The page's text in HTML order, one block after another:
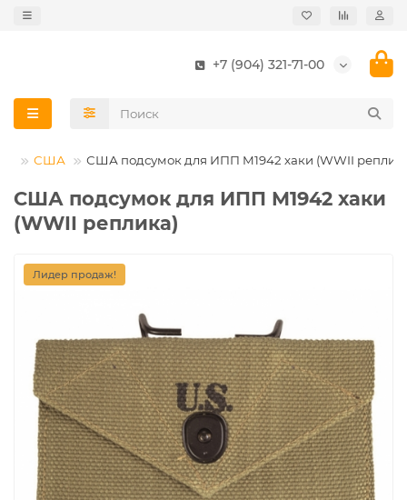
+7 (904) 321-71-00
США США подсумок для ИПП M1942 хаки (WWII
США подсумок для ИПП M1942 хаки
(WWII реплика)
Лидер продаж!